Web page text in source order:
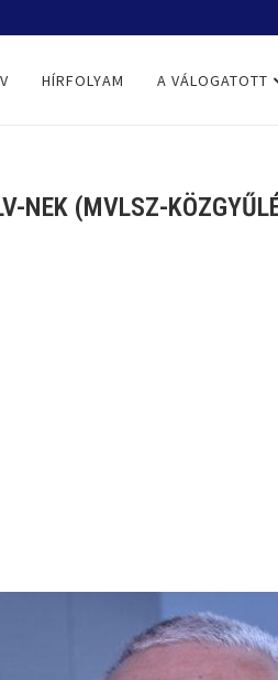
HÍRFOLYAM A VÁLOGATOTT
NEK (MVLSZ-